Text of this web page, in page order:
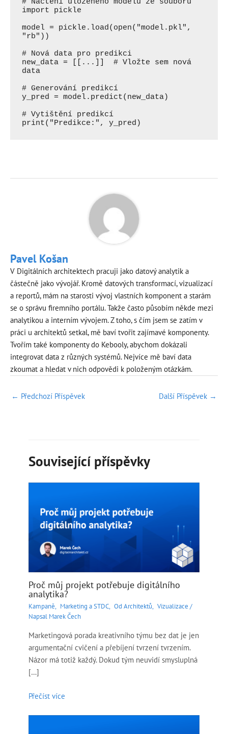
# Načtení uloženého modelu ze souboru
import pickle
model = pickle.load(open("model.pkl",
"rb"))
# Nová data pro predikci
new_data = [[...]]  # Vložte sem nová
data
# Generování predikcí
y_pred = model.predict(new_data)
# Vytištění predikcí
Pavel Košan
V Digitálních architektech pracuji jako datový analytik a
částečně jako vývojář. Kromě datových transformací, vizualizací
a reportů, mám na starosti vývoj vlastních komponent a starám
se o správu firemního portálu. Takže často působím někde mezi
analytikou a interním vývojem. Z toho, s čím jsem se zatím v
práci u architektů setkal, mě baví tvořit zajímavé komponenty.
Tvořím také komponenty do Kebooly, abychom dokázali
integrovat data z různých systémů. Nejvíce mě baví data
zkoumat a hledat v nich odpovědi k položeným otázkám.
Post
← Předchozí Příspěvek Další Příspěvek →
Související příspěvky
Proč můj projekt potřebuje digitálního
analytika?
Kampaně, Marketing a STDC, Od Architektů, Vizualizace /
Napsal Marek Čech
Marketingová porada kreativního týmu bez dat je jen
argumentační cvičení a přebíjení tvrzení tvrzením.
Názor má totiž každý. Dokud tým neuvidí smysluplná
[…]
Přečíst více